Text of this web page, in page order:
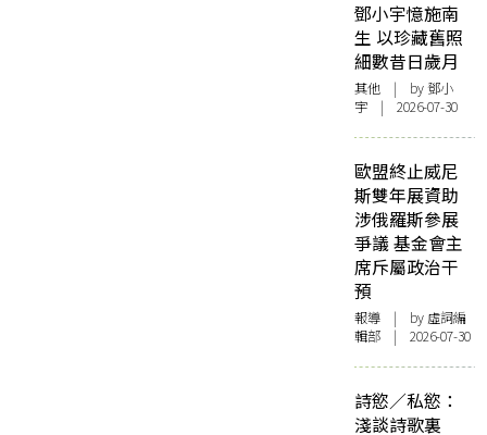
鄧小宇憶施南
生 以珍藏舊照
細數昔日歲月
其他 | by 鄧小
宇 | 2026-07-30
歐盟終止威尼
斯雙年展資助
涉俄羅斯參展
爭議 基金會主
席斥屬政治干
預
報導 | by 虛詞編
輯部 | 2026-07-30
詩慾／私慾：
淺談詩歌裏